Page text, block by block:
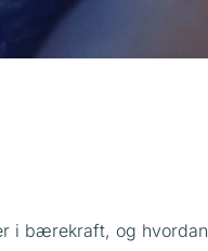
i bærekraft, og hvordan